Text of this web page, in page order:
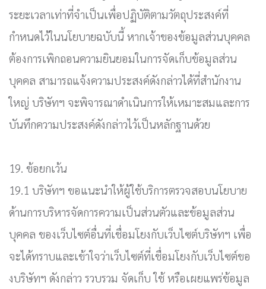
ระยะเวลาเท่าที่จำเป็นเพื่อปฏิบัติตามวัตถุประสงค์ที่
กำหนดไว้ในนโยบายฉบับนี้ หากเจ้าของข้อมูลส่วนบุคคล
ต้องการเพิกถอนความยินยอมในการจัดเก็บข้อมูลส่วน
บุคคล สามารถแจ้งความประสงค์ดังกล่าวได้ที่สำนักงาน
ใหญ่ บริษัทฯ จะพิจารณาดำเนินการให้เหมาะสมและการ
บันทึกความประสงค์ดังกล่าวไว้เป็นหลักฐานด้วย
19. ข้อยกเว้น
19.1 บริษัทฯ ขอแนะนำให้ผู้ใช้บริการตรวจสอบนโยบาย
ด้านการบริหารจัดการความเป็นส่วนตัวและข้อมูลส่วน
บุคคล ของเว็บไซต์อื่นที่เชื่อมโยงกับเว็บไซต์บริษัทฯ เพื่อ
จะได้ทราบและเข้าใจว่าเว็บไซต์ที่เชื่อมโยงกับเว็บไซต์ขอ
งบริษัทฯ ดังกล่าว รวบรวม จัดเก็บ ใช้ หรือเผยแพร่ข้อมูล